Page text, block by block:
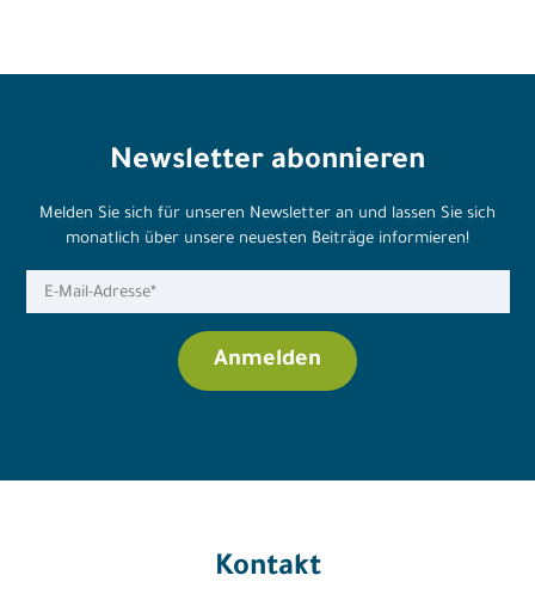
Newsletter abonnieren
Melden Sie sich für unseren Newsletter an und lassen Sie sich
monatlich über unsere neuesten Beiträge informieren!
Kontakt